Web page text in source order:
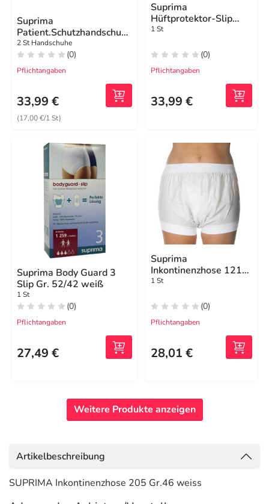
Suprima
Patient.Schutzhandschuhe
Größe 1
2 St Handschuhe
(0)
Pflichtangaben
33,99 €
(17,00 €/1 St)
Suprima
Hüftprotektor-Slip
Größe M unisex
1 St
(0)
Pflichtangaben
33,99 €
Suprima Body Guard 3
Slip Gr. 52/42 weiß
1 St
(0)
Pflichtangaben
27,49 €
Suprima
Inkontinenzhose 1218
Größe 40 weiß
1 St
(0)
Pflichtangaben
28,01 €
Weitere Produkte anzeigen
Artikelbeschreibung
SUPRIMA Inkontinenzhose 205 Gr.46 weiss